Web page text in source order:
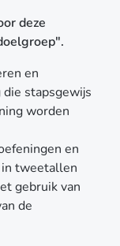
deze
en
stapsgewijs
worden
en
tweetallen
gebruik van
de